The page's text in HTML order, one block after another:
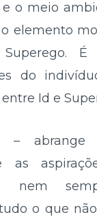
o meio
elemento
do
Id e
– abrange
as
nem
o que